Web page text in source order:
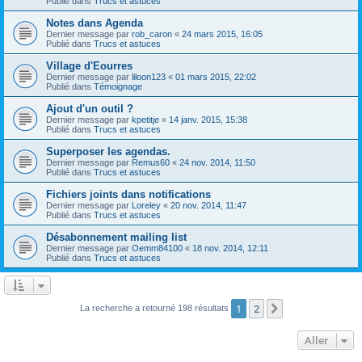
Notes dans Agenda
Dernier message par rob_caron « 24 mars 2015, 16:05
Publié dans Trucs et astuces
Village d'Eourres
Dernier message par liloon123 « 01 mars 2015, 22:02
Publié dans Témoignage
Ajout d'un outil ?
Dernier message par kpetitje « 14 janv. 2015, 15:38
Publié dans Trucs et astuces
Superposer les agendas.
Dernier message par Remus60 « 24 nov. 2014, 11:50
Publié dans Trucs et astuces
Fichiers joints dans notifications
Dernier message par Loreley « 20 nov. 2014, 11:47
Publié dans Trucs et astuces
Désabonnement mailing list
Dernier message par Oemm84100 « 18 nov. 2014, 12:11
Publié dans Trucs et astuces
La recherche a retourné 198 résultats 1 2
Aller